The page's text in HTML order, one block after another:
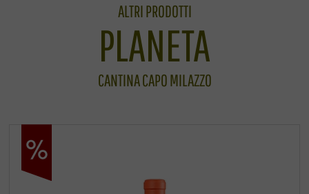
ALTRI PRODOTTI
PLANETA
CANTINA CAPO MILAZZO